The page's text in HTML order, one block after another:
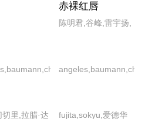
赤裸红唇
陈明君,谷峰,雷宇扬,
切里,拉腊·达 fujita,sokyu,爱德华